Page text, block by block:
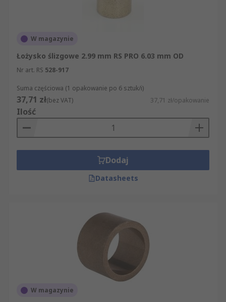
W magazynie
Łożysko ślizgowe 2.99 mm RS PRO 6.03 mm OD
Nr art. RS 528-917
Suma częściowa (1 opakowanie po 6 sztuk/i)
37,71 zł(bez VAT) 37,71 zł/opakowanie
Ilość
Dodaj
Datasheets
W magazynie